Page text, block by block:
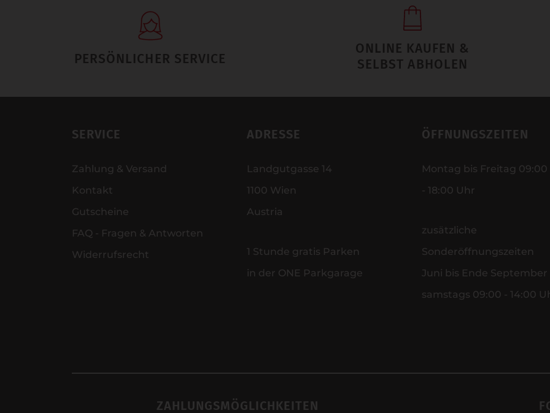
PERSÖNLICHER SERVICE
ONLINE KAUFEN &
SELBST ABHOLEN
SERVICE
Zahlung & Versand
Kontakt
Gutscheine
FAQ - Fragen & Antworten
Widerrufsrecht
ADRESSE
Landgutgasse 14
1100 Wien
Austria
1 Stunde gratis Parken
in der ONE Parkgarage
ÖFFNUNGSZEITEN
Montag bis Freitag 09:00
- 18:00 Uhr
zusätzliche
Sonderöffnungszeiten
Juni bis Ende September
samstags 09:00 - 14:00
ZAHLUNGSMÖGLICHKEITEN